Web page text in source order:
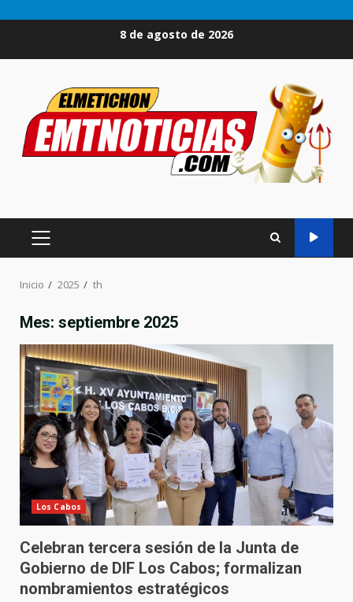
8 de agosto de 2026
MENÚ
PRINCIPAL
Inicio 2025 th
Mes: septiembre 2025
Los Cabos
Celebran tercera sesión de la Junta de
Gobierno de DIF Los Cabos; formalizan
nombramientos estratégicos